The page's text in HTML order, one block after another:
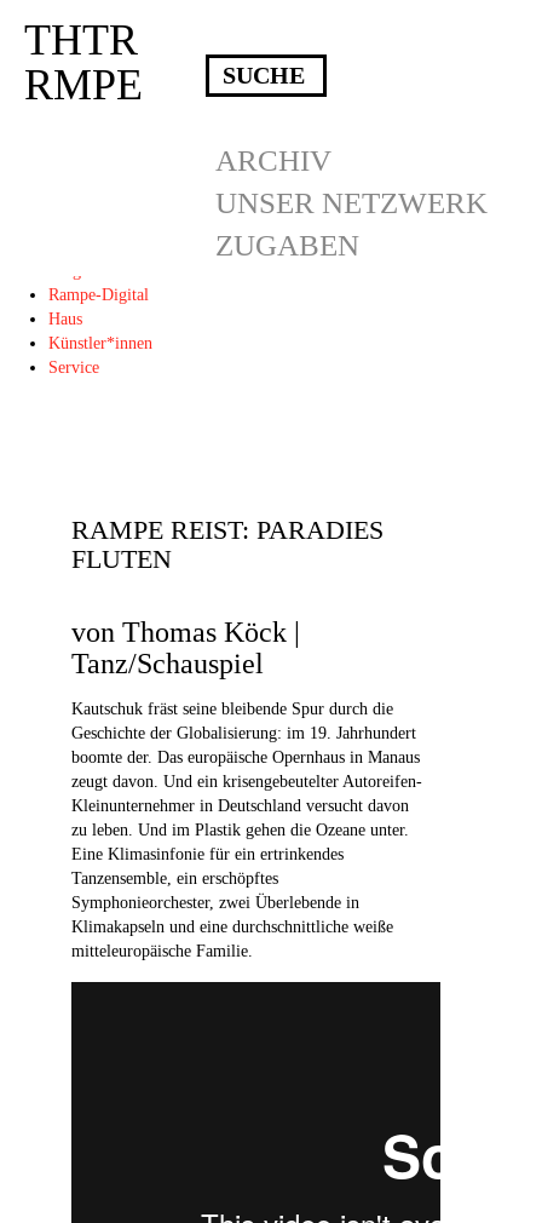
Deprecated : Die Funktion post_permalink ist seit Version 4.4.0 veraltet!
Verwende stattdessen get_permalink(). in
/homepages/10/d43051023/htdocs/wordpress/wp-includes/functions.php
Rampe-Digital
Haus
Künstler*innen
Service
THTR
RMPE
ARCHIV
UNSER NETZWERK
ZUGABEN
RAMPE REIST: PARADIES
FLUTEN
von Thomas Köck |
Tanz/Schauspiel
Kautschuk fräst seine bleibende Spur durch die
Geschichte der Globalisierung: im 19. Jahrhundert
boomte der. Das europäische Opernhaus in Manaus
zeugt davon. Und ein krisengebeutelter Autoreifen-
Kleinunternehmer in Deutschland versucht davon
zu leben. Und im Plastik gehen die Ozeane unter.
Eine Klimasinfonie für ein ertrinkendes
Tanzensemble, ein erschöpftes
Symphonieorchester, zwei Überlebende in
Klimakapseln und eine durchschnittliche weiße
mitteleuropäische Familie.